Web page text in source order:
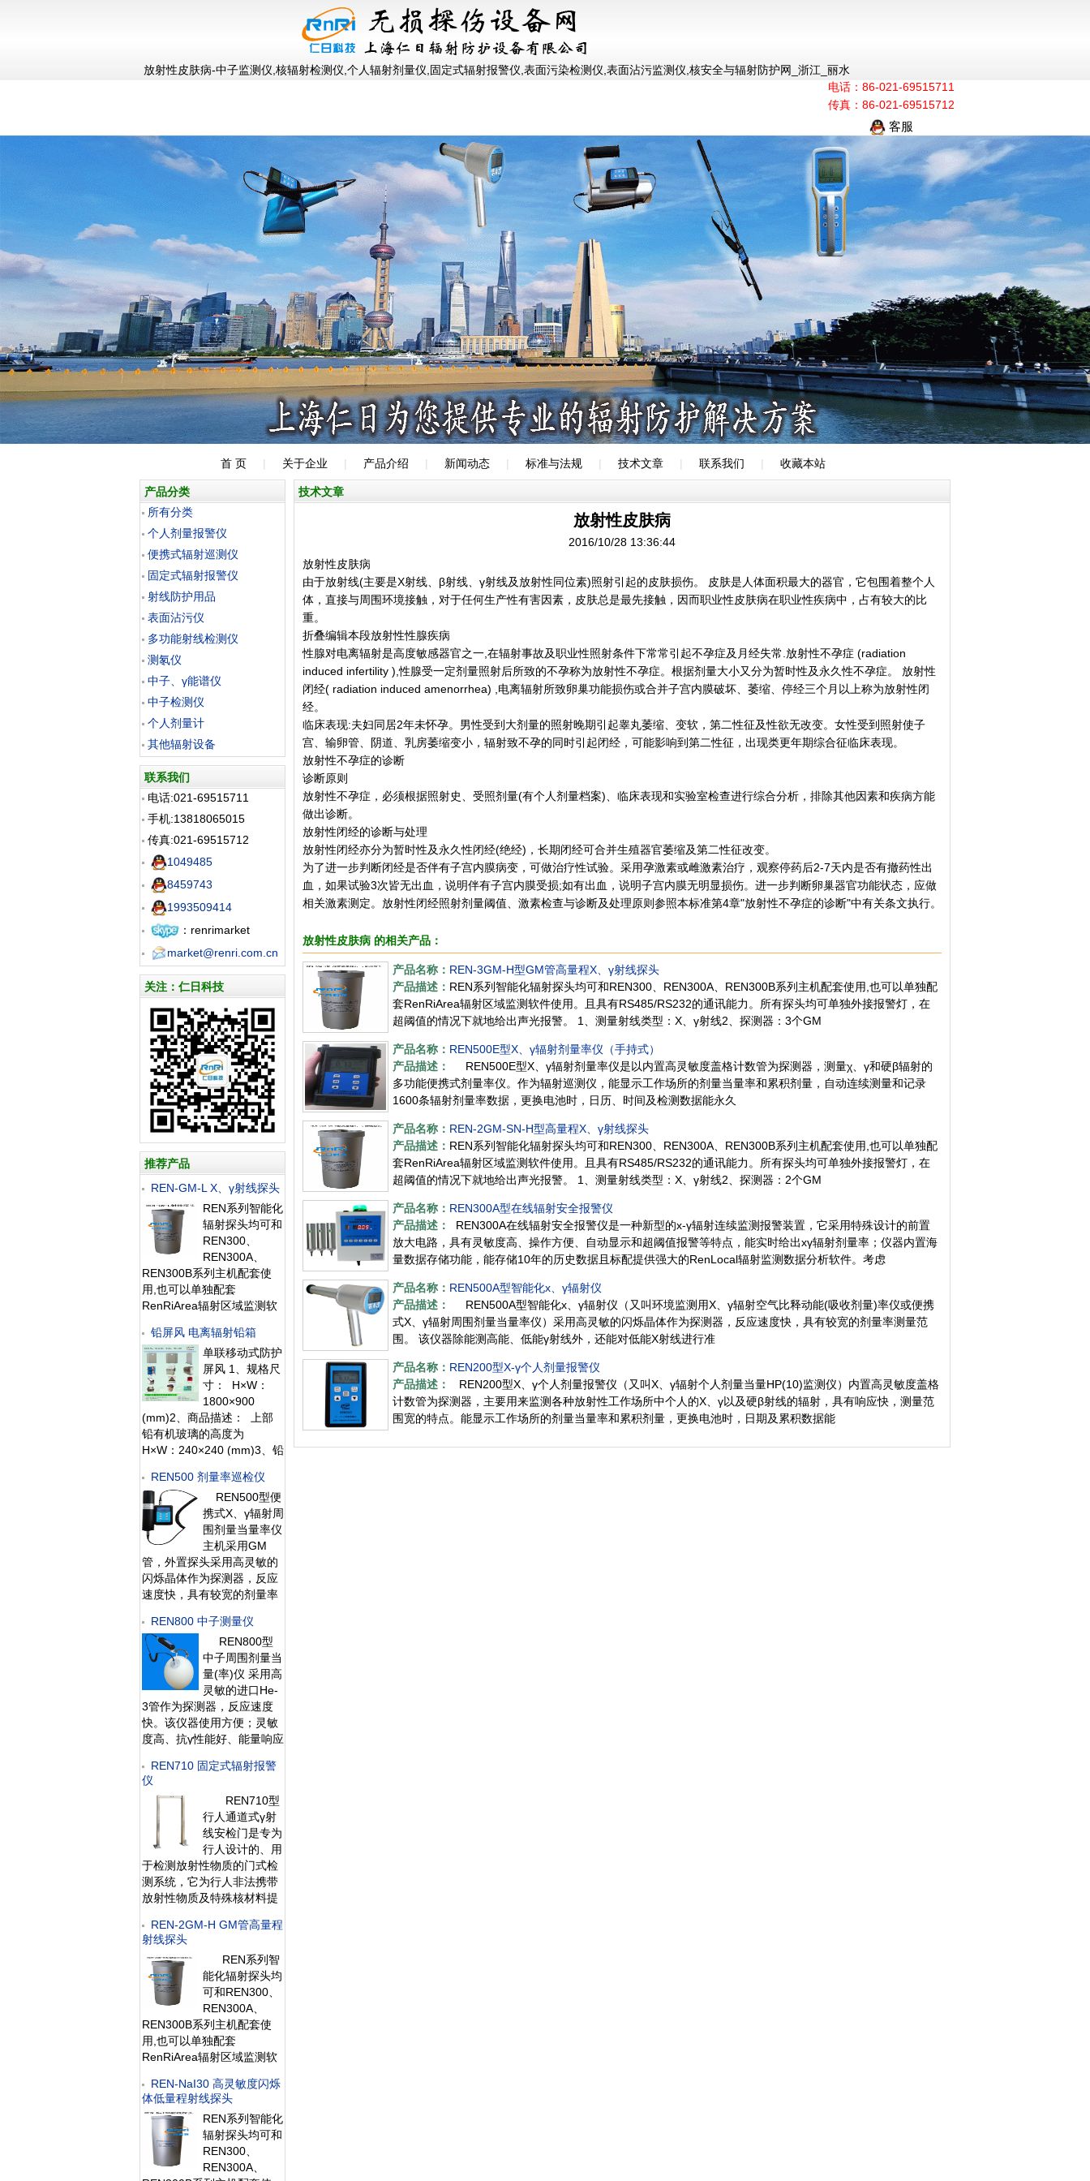
放射性皮肤病-中子监测仪,核辐射检测仪,个人辐射剂量仪,固定式辐射报警仪,表面污染检测仪,表面沾污监测仪,核安全与辐射防护网_浙江_丽水
电话：86-021-69515711
传真：86-021-69515712
客服
首 页 | 关于企业 | 产品介绍 | 新闻动态 | 标准与法规 | 技术文章 | 联系我们 | 收藏本站
产品分类
所有分类
个人剂量报警仪
便携式辐射巡测仪
固定式辐射报警仪
射线防护用品
表面沾污仪
多功能射线检测仪
测氡仪
中子、γ能谱仪
中子检测仪
个人剂量计
其他辐射设备
联系我们
电话:021-69515711
手机:13818065015
传真:021-69515712
1049485
8459743
1993509414
：renrimarket
market@renri.com.cn
关注：仁日科技
推荐产品
REN-GM-L X、γ射线探头
REN系列智能化
辐射探头均可和
REN300、
REN300A、
REN300B系列主机配套使
用,也可以单独配套
RenRiArea辐射区域监测软
RS485/RS232的通讯能力。
所有探头均可单独外接报警
灯，在超阈值的情况下就地
给出声光报警。 1、测量射
线类型：X、γ射线2、探测
器：GM管探
铅屏风 电离辐射铅箱
单联移动式防护
屏风 1、规格尺
寸： H×W：
1800×900
(mm)2、商品描述： 上部
铅有机玻璃的高度为
H×W：240×240 (mm)3、铅
下部分铅当量为
0.5mmpb4、外饰材料：碳
素钢板喷
REN500 剂量率巡检仪
REN500型便
携式X、γ辐射周
围剂量当量率仪
主机采用GM
管，外置探头采用高灵敏的
闪烁晶体作为探测器，反应
速度快，具有较宽的剂量率
能、低能γ射线外，还能对低
能X射线进行准确的测量，
具有良好的能量响应特性。
此外通过配套的RenR
REN800 中子测量仪
REN800型
中子周围剂量当
量(率)仪 采用高
灵敏的进口He-
3管作为探测器，反应速度
快。该仪器使用方便；灵敏
度高、抗γ性能好、能量响应
器又可用作固定式中子剂量
监测仪。此外通过配套的
RenRiRate辐射剂量管理软
件可将存储的
REN710 固定式辐射报警
仪
REN710型
行人通道式γ射
线安检门是专为
行人设计的、用
于检测放射性物质的门式检
测系统，它为行人非法携带
放射性物质及特殊核材料提
关、机场、码头、火车站、
医院、边境检查、重要会议
场所安全检查提供帮助。是
核
REN-2GM-H GM管高量程
射线探头
REN系列智
能化辐射探头均
可和REN300、
REN300A、
REN300B系列主机配套使
用,也可以单独配套
RenRiArea辐射区域监测软
RS485/RS232的通讯能力。
所有探头均可单独外接报警
灯，在超阈值的情况下就地
给出
REN-NaI30 高灵敏度闪烁
体低量程射线探头
REN系列智能化
辐射探头均可和
REN300、
REN300A、
技术文章
放射性皮肤病
2016/10/28 13:36:44
放射性皮肤病
由于放射线(主要是X射线、β射线、γ射线及放射性同位素)照射引起的皮肤损伤。 皮肤是人体面积最大的器官，它包围着整个人
体，直接与周围环境接触，对于任何生产性有害因素，皮肤总是最先接触，因而职业性皮肤病在职业性疾病中，占有较大的比
重。
折叠编辑本段放射性性腺疾病
性腺对电离辐射是高度敏感器官之一,在辐射事故及职业性照射条件下常常引起不孕症及月经失常.放射性不孕症 (radiation
induced infertility ),性腺受一定剂量照射后所致的不孕称为放射性不孕症。根据剂量大小又分为暂时性及永久性不孕症。 放射性
闭经( radiation induced amenorrhea) ,电离辐射所致卵巢功能损伤或合并子宫内膜破坏、萎缩、停经三个月以上称为放射性闭
经。
临床表现:夫妇同居2年未怀孕。男性受到大剂量的照射晚期引起睾丸萎缩、变软，第二性征及性欲无改变。女性受到照射使子
宫、输卵管、阴道、乳房萎缩变小，辐射致不孕的同时引起闭经，可能影响到第二性征，出现类更年期综合征临床表现。
放射性不孕症的诊断
诊断原则
放射性不孕症，必须根据照射史、受照剂量(有个人剂量档案)、临床表现和实验室检查进行综合分析，排除其他因素和疾病方能
做出诊断。
放射性闭经的诊断与处理
放射性闭经亦分为暂时性及永久性闭经(绝经)，长期闭经可合并生殖器官萎缩及第二性征改变。
为了进一步判断闭经是否伴有子宫内膜病变，可做治疗性试验。采用孕激素或雌激素治疗，观察停药后2-7天内是否有撤药性出
血，如果试验3次皆无出血，说明伴有子宫内膜受损;如有出血，说明子宫内膜无明显损伤。进一步判断卵巢器官功能状态，应做
相关激素测定。放射性闭经照射剂量阈值、激素检查与诊断及处理原则参照本标准第4章"放射性不孕症的诊断"中有关条文执行。
放射性皮肤病 的相关产品：
产品名称： REN-3GM-H型GM管高量程X、γ射线探头
产品描述： REN系列智能化辐射探头均可和REN300、REN300A、REN300B系列主机配套使用,也可以单独配
套RenRiArea辐射区域监测软件使用。且具有RS485/RS232的通讯能力。所有探头均可单独外接报警灯，在
超阈值的情况下就地给出声光报警。 1、测量射线类型：X、γ射线2、探测器：3个GM
产品名称： REN500E型X、γ辐射剂量率仪（手持式）
产品描述：
REN500E型X、γ辐射剂量率仪是以内置高灵敏度盖格计数管为探测器，测量χ、γ和硬β辐射的
多功能便携式剂量率仪。作为辐射巡测仪，能显示工作场所的剂量当量率和累积剂量，自动连续测量和记录
1600条辐射剂量率数据，更换电池时，日历、时间及检测数据能永久
产品名称： REN-2GM-SN-H型高量程X、γ射线探头
产品描述： REN系列智能化辐射探头均可和REN300、REN300A、REN300B系列主机配套使用,也可以单独配
套RenRiArea辐射区域监测软件使用。且具有RS485/RS232的通讯能力。所有探头均可单独外接报警灯，在
超阈值的情况下就地给出声光报警。 1、测量射线类型：X、γ射线2、探测器：2个GM
产品名称： REN300A型在线辐射安全报警仪
产品描述：
REN300A在线辐射安全报警仪是一种新型的x-γ辐射连续监测报警装置，它采用特殊设计的前置
放大电路，具有灵敏度高、操作方便、自动显示和超阈值报警等特点，能实时给出xγ辐射剂量率；仪器内置海
量数据存储功能，能存储10年的历史数据且标配提供强大的RenLocal辐射监测数据分析软件。考虑
产品名称： REN500A型智能化х、γ辐射仪
产品描述：
REN500A型智能化х、γ辐射仪（又叫环境监测用X、γ辐射空气比释动能(吸收剂量)率仪或便携
式X、γ辐射周围剂量当量率仪）采用高灵敏的闪烁晶体作为探测器，反应速度快，具有较宽的剂量率测量范
围。 该仪器除能测高能、低能γ射线外，还能对低能X射线进行准
产品名称： REN200型X-γ个人剂量报警仪
产品描述：
REN200型X、γ个人剂量报警仪（又叫X、γ辐射个人剂量当量HP(10)监测仪）内置高灵敏度盖格
计数管为探测器，主要用来监测各种放射性工作场所中个人的X、γ以及硬β射线的辐射，具有响应快，测量范
围宽的特点。能显示工作场所的剂量当量率和累积剂量，更换电池时，日期及累积数据能